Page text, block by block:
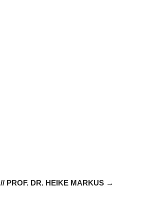
// PROF. DR. HEIKE MARKUS